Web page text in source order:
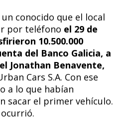
conocido que el local
por teléfono el 29 de
10.500.000
del Banco Galicia, a
Jonathan Benavente,
Cars S.A. Con ese
a lo que habían
sacar el primer vehículo.